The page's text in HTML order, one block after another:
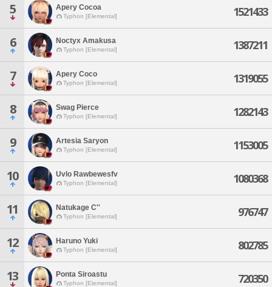
5 Apery Cocoa
Typhon [Elemental] 1521433
6 Noctyx Amakusa
Typhon [Elemental] 1387211
7 Apery Coco
Typhon [Elemental] 1319055
8 Swag Pierce
Typhon [Elemental] 1282143
9 Artesia Saryon
Typhon [Elemental] 1153005
10 Uvlo Rawbewesfv
Typhon [Elemental] 1080368
11 Natukage C''
Typhon [Elemental] 976747
12 Haruno Yuki
Typhon [Elemental] 802785
13 Ponta Siroastu
Typhon [Elemental] 720350